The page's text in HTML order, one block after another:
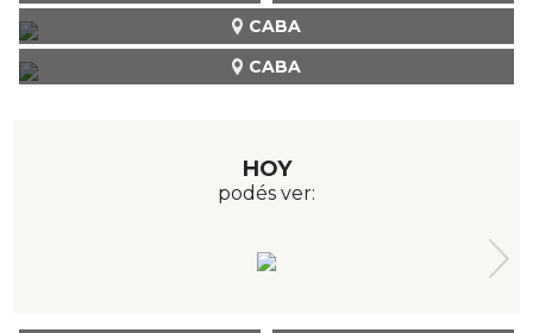
CABA
CABA
HOY
podés ver: